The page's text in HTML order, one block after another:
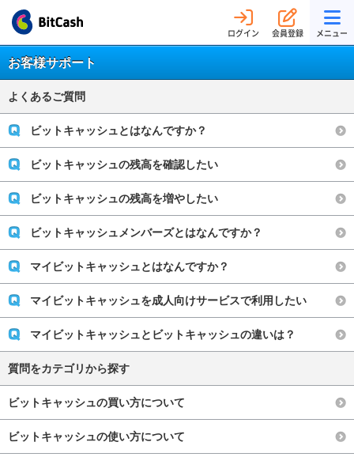
ログイン 会員登録 メニュー
お客様サポート
よくあるご質問
ビットキャッシュとはなんですか？
ビットキャッシュの残高を確認したい
ビットキャッシュの残高を増やしたい
ビットキャッシュメンバーズとはなんですか？
マイビットキャッシュとはなんですか？
マイビットキャッシュを成人向けサービスで利用したい
マイビットキャッシュとビットキャッシュの違いは？
質問をカテゴリから探す
ビットキャッシュの買い方について
ビットキャッシュの使い方について